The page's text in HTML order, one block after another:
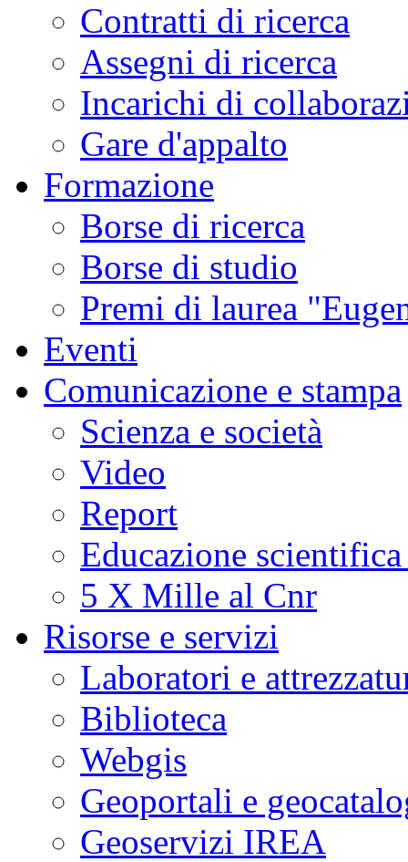
Contratti di ricerca
Assegni di ricerca
Incarichi di
Gare d'appalto
Formazione
Borse di ricerca
Borse di studio
Premi di laurea
Eventi
Comunicazione e stampa
Scienza e società
Video
Report
Educazione
5 X Mille al Cnr
Risorse e servizi
Laboratori e
Biblioteca
Webgis
Geoportali e
Geoservizi IREA